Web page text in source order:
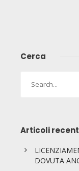
Cerca
Articoli
DOVUTA